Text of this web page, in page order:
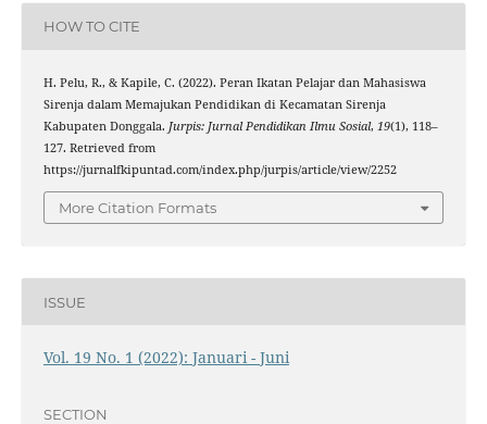
HOW TO CITE
H. Pelu, R., & Kapile, C. (2022). Peran Ikatan Pelajar dan Mahasiswa
Sirenja dalam Memajukan Pendidikan di Kecamatan Sirenja
Kabupaten Donggala. Jurpis: Jurnal Pendidikan Ilmu Sosial, 19(1), 118–
127. Retrieved from
https://jurnalfkipuntad.com/index.php/jurpis/article/view/2252
More Citation Formats
ISSUE
Vol. 19 No. 1 (2022): Januari - Juni
SECTION